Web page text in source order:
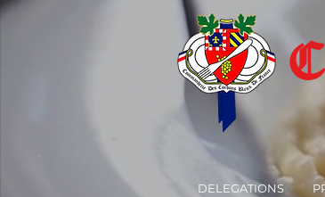
DELEGATIONS